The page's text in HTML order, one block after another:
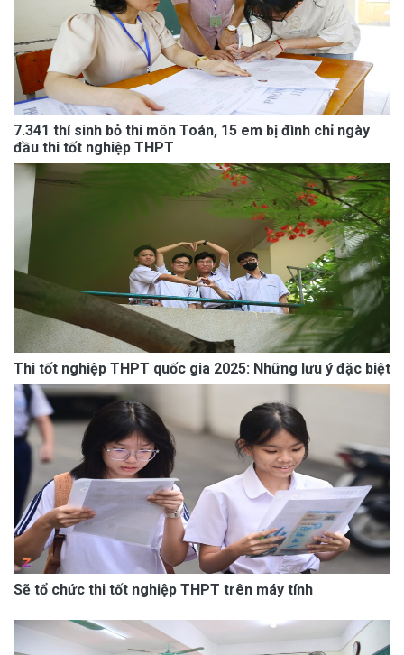
7.341 thí sinh bỏ thi môn Toán, 15 em bị đình chỉ ngày
đầu thi tốt nghiệp THPT
Thi tốt nghiệp THPT quốc gia 2025: Những lưu ý đặc biệt
Sẽ tổ chức thi tốt nghiệp THPT trên máy tính